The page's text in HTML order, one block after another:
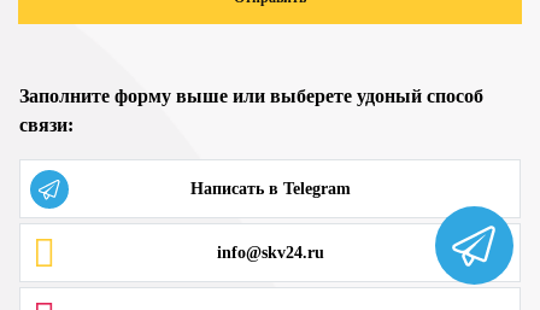
Заполните форму выше или выберете удоный способ
связи:
Написать в Telegram
info@skv24.ru